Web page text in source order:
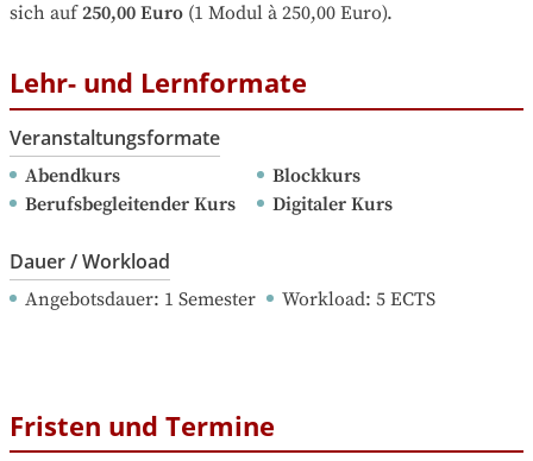
sich auf 250,00 Euro (1 Modul à 250,00 Euro).
Lehr- und Lernformate
Veranstaltungsformate
Abendkurs
Blockkurs
Berufsbegleitender Kurs
Digitaler Kurs
Dauer / Workload
Angebotsdauer: 1 Semester Workload: 5 ECTS
Fristen und Termine